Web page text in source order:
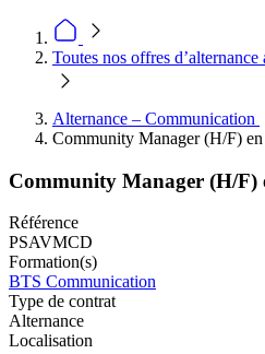
Toutes nos offres
Alternance – Communication
Community Manager (H/F) en
Community Manager (H/F)
Référence
PSAVMCD
Formation(s)
BTS Communication
Type de contrat
Alternance
Localisation